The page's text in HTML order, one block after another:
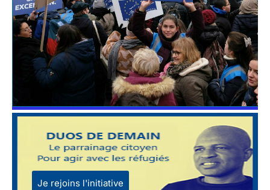
Je rejoins l'initiative